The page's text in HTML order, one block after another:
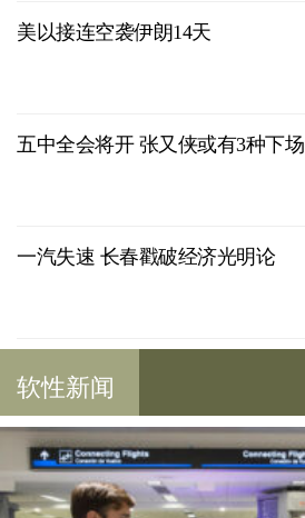
美以接连空袭伊朗14天
五中全会将开 张又侠或有3种下场
一汽失速 长春戳破经济光明论
软性新闻